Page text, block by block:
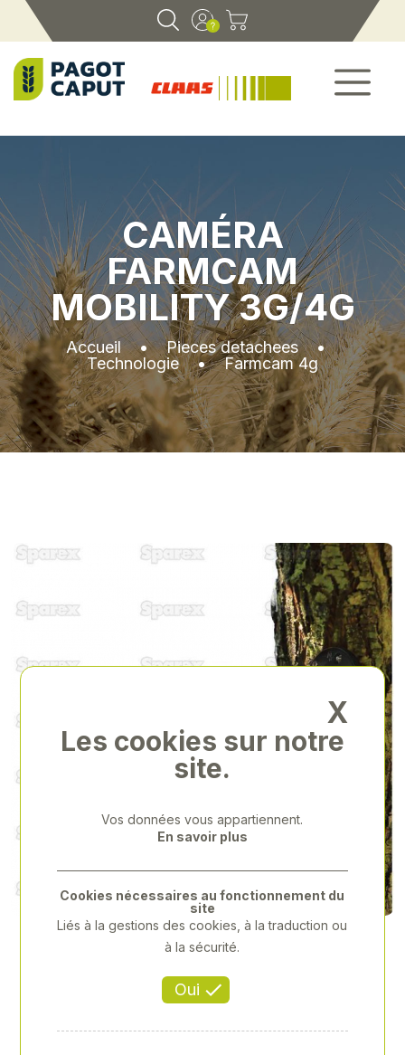
CAMÉRA
FARMCAM
MOBILITY 3G/4G
Accueil•Pieces detachees•
Technologie•Farmcam 4g
Next
X
Les cookies sur notre
site.
Vos données vous appartiennent.
En savoir plus
Oui
Cookies nécessaires au fonctionnement du
site
Liés à la gestions des cookies, à la traduction ou
à la sécurité.